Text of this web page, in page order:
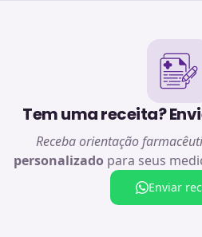
Tem uma receita?
Receba orientação
personalizado para seus
Enviar